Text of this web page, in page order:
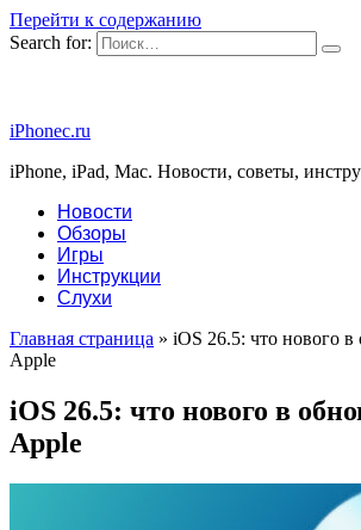
Перейти к содержанию
Search for:
iPhonec.ru
iPhone, iPad, Mac. Новости, советы,
Новости
Обзоры
Игры
Инструкции
Слухи
Главная страница » iOS 26.5: что нового
Apple
iOS 26.5: что нового в
Apple